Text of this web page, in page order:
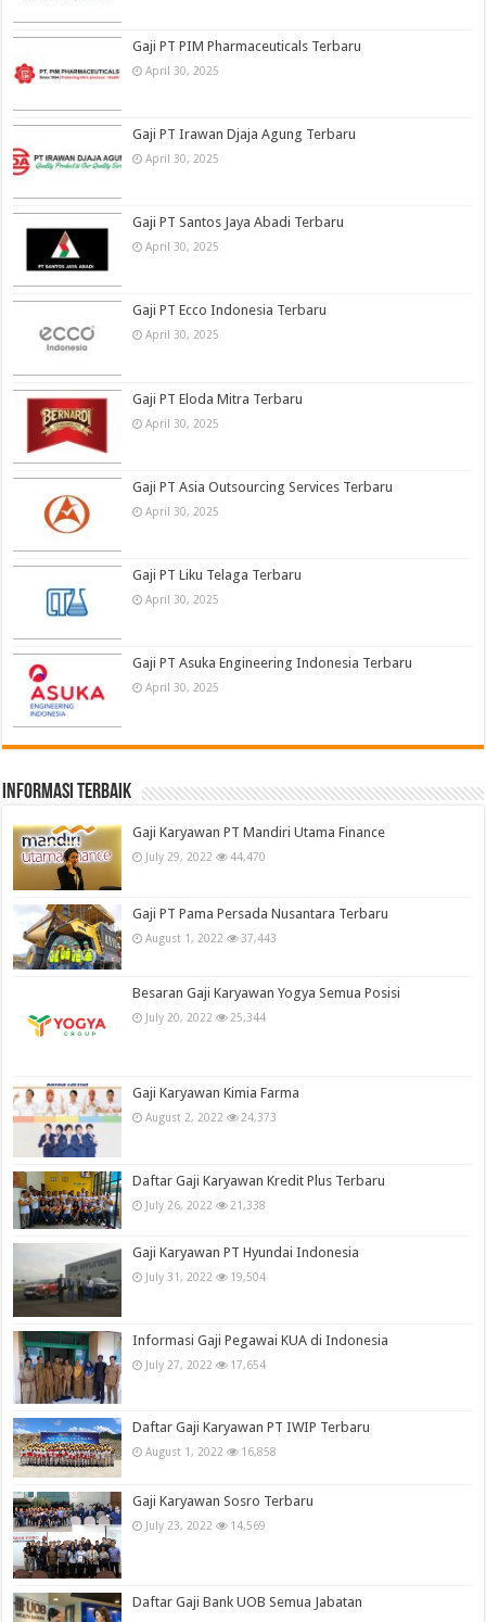
Gaji PT PIM Pharmaceuticals Terbaru
April 30, 2025
Gaji PT Irawan Djaja Agung Terbaru
April 30, 2025
Gaji PT Santos Jaya Abadi Terbaru
April 30, 2025
Gaji PT Ecco Indonesia Terbaru
April 30, 2025
Gaji PT Eloda Mitra Terbaru
April 30, 2025
Gaji PT Asia Outsourcing Services Terbaru
April 30, 2025
Gaji PT Liku Telaga Terbaru
April 30, 2025
Gaji PT Asuka Engineering Indonesia Terbaru
April 30, 2025
informasi terbaik
Gaji Karyawan PT Mandiri Utama Finance
July 29, 2022 44,470
Gaji PT Pama Persada Nusantara Terbaru
August 1, 2022 37,443
Besaran Gaji Karyawan Yogya Semua Posisi
July 20, 2022 25,344
Gaji Karyawan Kimia Farma
August 2, 2022 24,373
Daftar Gaji Karyawan Kredit Plus Terbaru
July 26, 2022 21,338
Gaji Karyawan PT Hyundai Indonesia
July 31, 2022 19,504
Informasi Gaji Pegawai KUA di Indonesia
July 27, 2022 17,654
Daftar Gaji Karyawan PT IWIP Terbaru
August 1, 2022 16,858
Gaji Karyawan Sosro Terbaru
July 23, 2022 14,569
Daftar Gaji Bank UOB Semua Jabatan